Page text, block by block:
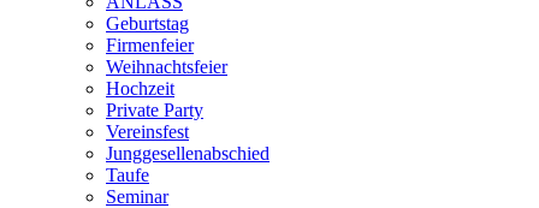
Geburtstag
Firmenfeier
Weihnachtsfeier
Hochzeit
Private Party
Vereinsfest
Junggesellenabschied
Taufe
Seminar